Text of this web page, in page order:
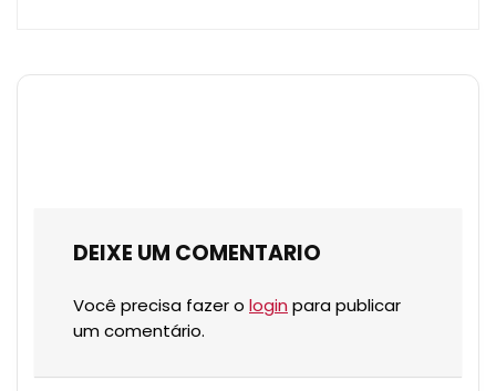
DEIXE UM COMENTARIO
Você precisa fazer o login para publicar
um comentário.